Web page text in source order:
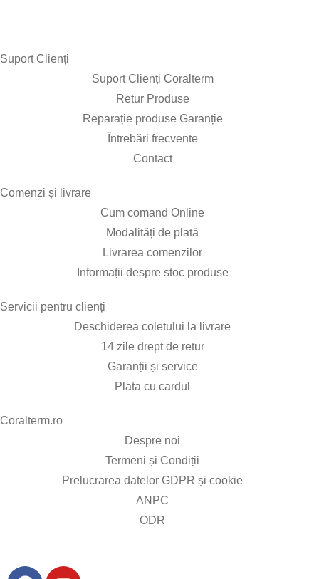
Suport Clienți​
Suport Clienți Coralterm
Retur Produse
Reparație produse Garanție
Întrebări frecvente
Contact
Comenzi și livrare​
Cum comand Online
Modalități de plată
Livrarea comenzilor
Informații despre stoc produse
Servicii pentru clienți​
Deschiderea coletului la livrare
14 zile drept de retur
Garanții și service
Plata cu cardul
Coralterm.ro​
Despre noi
Termeni și Condiții
Prelucrarea datelor GDPR și cookie
ANPC
ODR